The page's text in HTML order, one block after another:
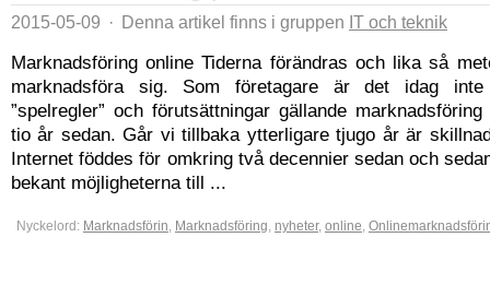
2015-05-09 · Denna artikel finns i gruppen IT och teknik
Marknadsföring online Tiderna förändras och lika så
marknadsföra sig. Som företagare är det idag
”spelregler” och förutsättningar gällande
tio år sedan. Går vi tillbaka ytterligare tjugo år är
Internet föddes för omkring två decennier sedan och
bekant möjligheterna till ...
Nyckelord: Marknadsförin, Marknadsföring, nyheter, online,